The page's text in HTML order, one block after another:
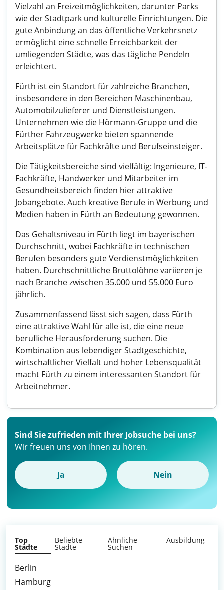
Vielzahl an Freizeitmöglichkeiten, darunter Parks
wie der Stadtpark und kulturelle Einrichtungen. Die
gute Anbindung an das öffentliche Verkehrsnetz
ermöglicht eine schnelle Erreichbarkeit der
umliegenden Städte, was das tägliche Pendeln
erleichtert.
Fürth ist ein Standort für zahlreiche Branchen,
insbesondere in den Bereichen Maschinenbau,
Automobilzulieferer und Dienstleistungen.
Unternehmen wie die Hörmann-Gruppe und die
Fürther Fahrzeugwerke bieten spannende
Arbeitsplätze für Fachkräfte und Berufseinsteiger.
Die Tätigkeitsbereiche sind vielfältig: Ingenieure, IT-
Fachkräfte, Handwerker und Mitarbeiter im
Gesundheitsbereich finden hier attraktive
Jobangebote. Auch kreative Berufe in Werbung und
Medien haben in Fürth an Bedeutung gewonnen.
Das Gehaltsniveau in Fürth liegt im bayerischen
Durchschnitt, wobei Fachkräfte in technischen
Berufen besonders gute Verdienstmöglichkeiten
haben. Durchschnittliche Bruttolöhne variieren je
nach Branche zwischen 35.000 und 55.000 Euro
jährlich.
Zusammenfassend lässt sich sagen, dass Fürth
eine attraktive Wahl für alle ist, die eine neue
berufliche Herausforderung suchen. Die
Kombination aus lebendiger Stadtgeschichte,
wirtschaftlicher Vielfalt und hoher Lebensqualität
macht Fürth zu einem interessanten Standort für
Arbeitnehmer.
Sind Sie zufrieden mit Ihrer Jobsuche bei uns?
Wir freuen uns von Ihnen zu hören.
Ja Nein
Top
Städte
Beliebte
Städte
Ähnliche
Suchen
Ausbildung
Berlin
Hamburg